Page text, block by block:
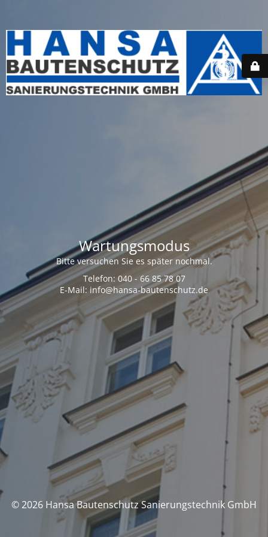
Wartungsmodus
Bitte versuchen Sie es später nochmal.
Telefon: 040 - 66 85 78 07
E-Mail: info@hansa-bautenschutz.de
© 2026 Hansa Bautenschutz Sanierungstechnik GmbH